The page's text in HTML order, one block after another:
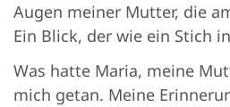
Augen meiner Mutter, die
Ein Blick, der wie ein Stich
Was hatte Maria, meine
mich getan. Meine